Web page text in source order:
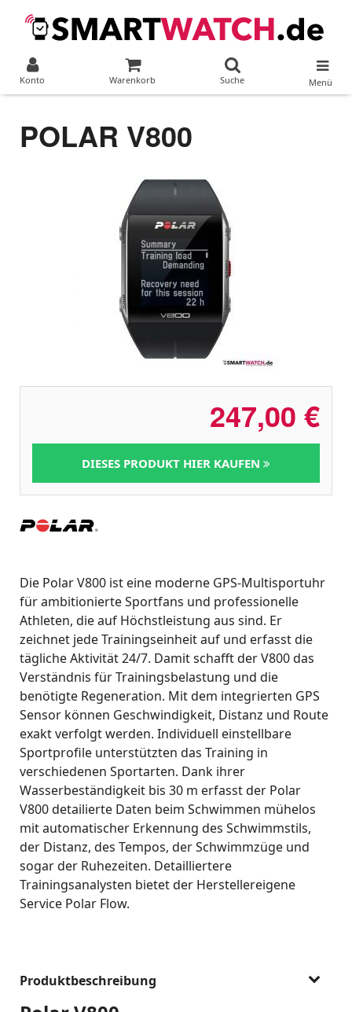
Konto Warenkorb Suche Menü
POLAR V800
247,00 €
DIESES PRODUKT HIER KAUFEN
Die Polar V800 ist eine moderne GPS-Multisportuhr
für ambitionierte Sportfans und professionelle
Athleten, die auf Höchstleistung aus sind. Er
zeichnet jede Trainingseinheit auf und erfasst die
tägliche Aktivität 24/7. Damit schafft der V800 das
Verständnis für Trainingsbelastung und die
benötigte Regeneration. Mit dem integrierten GPS
Sensor können Geschwindigkeit, Distanz und Route
exakt verfolgt werden. Individuell einstellbare
Sportprofile unterstützten das Training in
verschiedenen Sportarten. Dank ihrer
Wasserbeständigkeit bis 30 m erfasst der Polar
V800 detailierte Daten beim Schwimmen mühelos
mit automatischer Erkennung des Schwimmstils,
der Distanz, des Tempos, der Schwimmzüge und
sogar der Ruhezeiten. Detailliertere
Trainingsanalysten bietet der Herstellereigene
Service Polar Flow.
Produktbeschreibung